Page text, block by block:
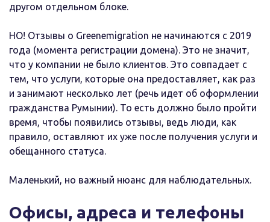
другом отдельном блоке.
НО! Отзывы о Greenemigration не начинаются с 2019
года (момента регистрации домена). Это не значит,
что у компании не было клиентов. Это совпадает с
тем, что услуги, которые она предоставляет, как раз
и занимают несколько лет (речь идет об оформлении
гражданства Румынии). То есть должно было пройти
время, чтобы появились отзывы, ведь люди, как
правило, оставляют их уже после получения услуги и
обещанного статуса.
Маленький, но важный нюанс для наблюдательных.
Офисы, адреса и телефоны